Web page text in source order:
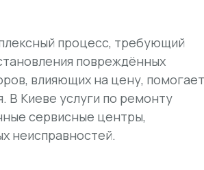
процесс, требующий
повреждённых
влияющих на цену, помогает
В Киеве услуги по ремонту
сервисные центры,
неисправностей.